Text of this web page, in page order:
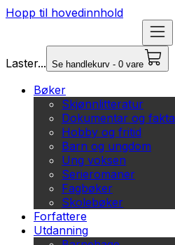
Hopp til hovedinnhold
Laster... Se handlekurv - 0 vare
Bøker
Skjønnlitteratur
Dokumentar og fakta
Hobby og fritid
Barn og ungdom
Ung voksen
Serieromaner
Fagbøker
Skolebøker
Forfattere
Utdanning